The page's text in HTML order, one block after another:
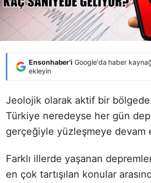
Ensonhaber'i Google'da haber
ekleyin
Jeolojik olarak aktif bir
Türkiye neredeyse her gün
gerçeğiyle yüzleşmeye devam
Farklı illerde yaşanan
en çok tartışılan konular